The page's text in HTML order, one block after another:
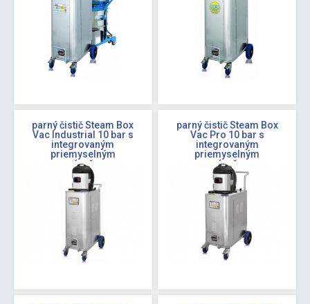
parný čistič Steam Box
Vac Industrial 10 bar s
integrovaným
priemyselným
vysávačom
parný čistič Steam Box
Vac Pro 10 bar s
integrovaným
priemyselným
vysávačom